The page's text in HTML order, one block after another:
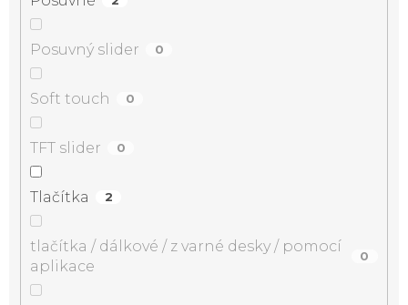
Posuvný slider 0
Soft touch 0
TFT slider 0
Tlačítka 2
tlačítka / dálkové / z varné desky / pomocí
aplikace
0